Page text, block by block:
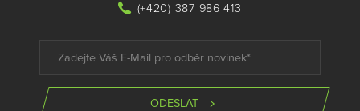
(+420) 387 986 413
ODESLAT